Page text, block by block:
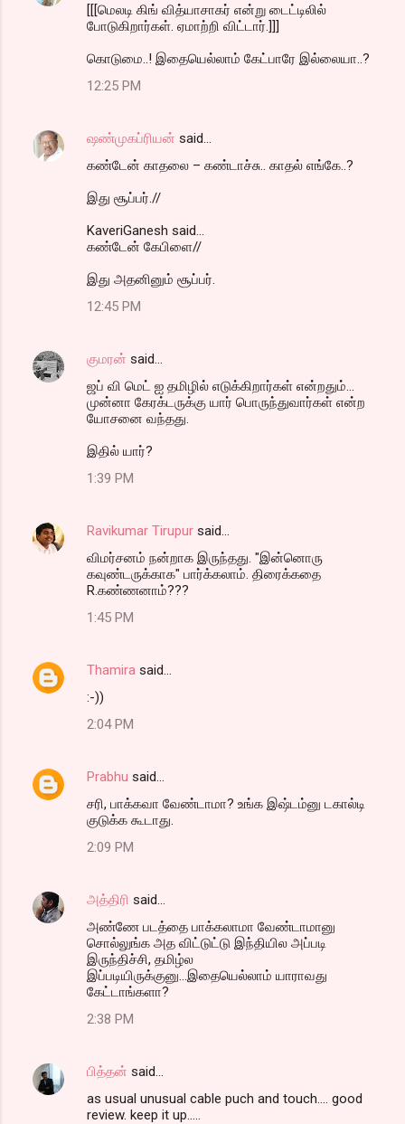
[[[மெலடி கிங் வித்யாசாகர் என்று டைட்டிலில்
போடுகிறார்கள். ஏமாற்றி விட்டார்.]]]
கொடுமை..! இதையெல்லாம் கேட்பாரே இல்லையா..?
12:25 PM
ஷண்முகப்ரியன் said…
கண்டேன் காதலை – கண்டாச்சு.. காதல் எங்கே..?
இது சூப்பர்.//
KaveriGanesh said...
கண்டேன் கேபிளை//
இது அதனினும் சூப்பர்.
12:45 PM
குமரன் said…
ஜப் வி மெட் ஐ தமிழில் எடுக்கிறார்கள் என்றதும்...
முன்னா கேரக்டருக்கு யார் பொருந்துவார்கள் என்ற
யோசனை வந்தது.
இதில் யார்?
1:39 PM
Ravikumar Tirupur said…
விமர்சனம் நன்றாக இருந்தது. "இன்னொரு
கவுண்டருக்காக" பார்க்கலாம். திரைக்கதை
R.கண்ணனாம்???
1:45 PM
Thamira said…
:-))
2:04 PM
Prabhu said…
சரி, பாக்கவா வேண்டாமா? உங்க இஷ்டம்னு டகால்டி
குடுக்க கூடாது.
2:09 PM
அத்திரி said…
அண்ணே படத்தை பாக்கலாமா வேண்டாமானு
சொல்லுங்க அத விட்டுட்டு இந்தியில அப்படி
இருந்திச்சி, தமிழ்ல
இப்படியிருக்குனு...இதையெல்லாம் யாராவது
கேட்டாங்களா?
2:38 PM
பித்தன் said…
as usual unusual cable puch and touch.... good
review. keep it up.....